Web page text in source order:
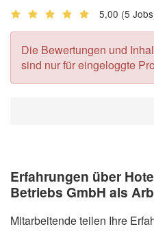
5,00 (5
Die Bewertungen und
sind nur für eingeloggte
Erfahrungen über
Betriebs GmbH als
Mitarbeitende teilen Ihre